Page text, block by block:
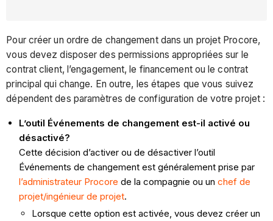
Pour créer un ordre de changement dans un projet Procore,
vous devez disposer des permissions appropriées sur le
contrat client, l’engagement, le financement ou le contrat
principal qui change. En outre, les étapes que vous suivez
dépendent des paramètres de configuration de votre projet :
L’outil Événements de changement est-il activé ou
désactivé?
Cette décision d’activer ou de désactiver l’outil
Événements de changement est généralement prise par
l’administrateur Procore de la compagnie ou unchef de
projet/ingénieur de projet.
Lorsque cette option est activée, vous devez créer un